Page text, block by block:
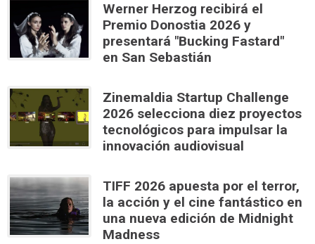
Werner Herzog recibirá el
Premio Donostia 2026 y
presentará "Bucking Fastard"
en San Sebastián
Zinemaldia Startup Challenge
2026 selecciona diez proyectos
tecnológicos para impulsar la
innovación audiovisual
TIFF 2026 apuesta por el terror,
la acción y el cine fantástico en
una nueva edición de Midnight
Madness